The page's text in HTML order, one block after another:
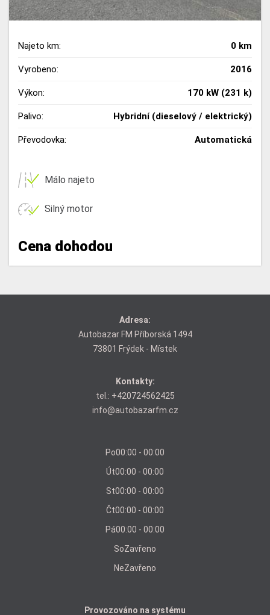
Najeto km: 0 km
Vyrobeno: 2016
Výkon: 170 kW (231 k)
Palivo: Hybridní (dieselový / elektrický)
Převodovka: Automatická
Málo najeto
Silný motor
Cena dohodou
Adresa:
Autobazar FM Příborská 1494
73801 Frýdek - Místek
Kontakty:
tel.: +420724562425
info@autobazarfm.cz
Po00:00 - 00:00
Út00:00 - 00:00
St00:00 - 00:00
Čt00:00 - 00:00
Pá00:00 - 00:00
SoZavřeno
NeZavřeno
Provozováno na systému